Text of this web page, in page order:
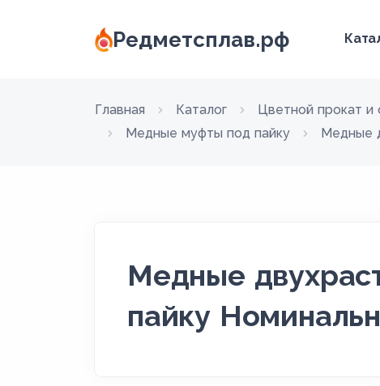
Редметсплав.рф
Главная Каталог Цветной прокат и
Медные муфты под пайку
Медные
Медные
пайку